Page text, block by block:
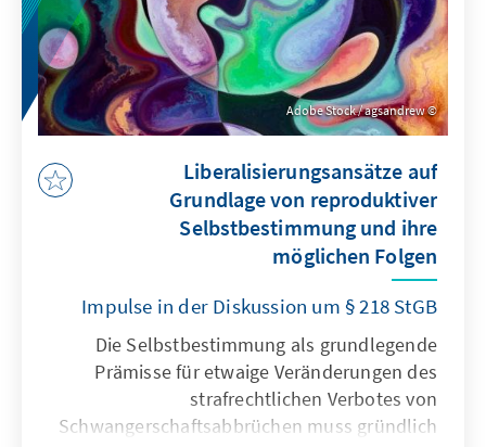
Adobe Stock / agsandrew
Liberalisierungsansätze auf
Grundlage von reproduktiver
Selbstbestimmung und ihre
möglichen Folgen
Impulse in der Diskussion um § 218 StGB
Die Selbstbestimmung als grundlegende
Prämisse für etwaige Veränderungen des
strafrechtlichen Verbotes von
Schwangerschaftsabbrüchen muss gründlich